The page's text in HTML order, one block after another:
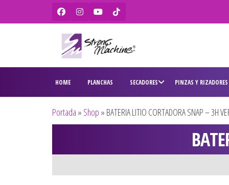
Strong
Machine –
BaBylissPRO
– WAHL –
planchas,
rizadores,
maquinas
cepillos y
originales
HOME PLANCHAS SECADORES PINZAS Y RIZADORES
Portada » Shop » BATERIA LITIO CORTADORA SNAP – 3H